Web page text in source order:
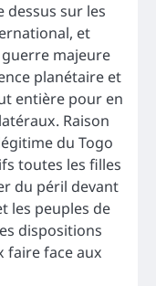
dessus sur les
et
guerre majeure
planétaire et
entière pour en
Raison
du Togo
toutes les filles
du péril devant
les peuples de
dispositions
faire face aux